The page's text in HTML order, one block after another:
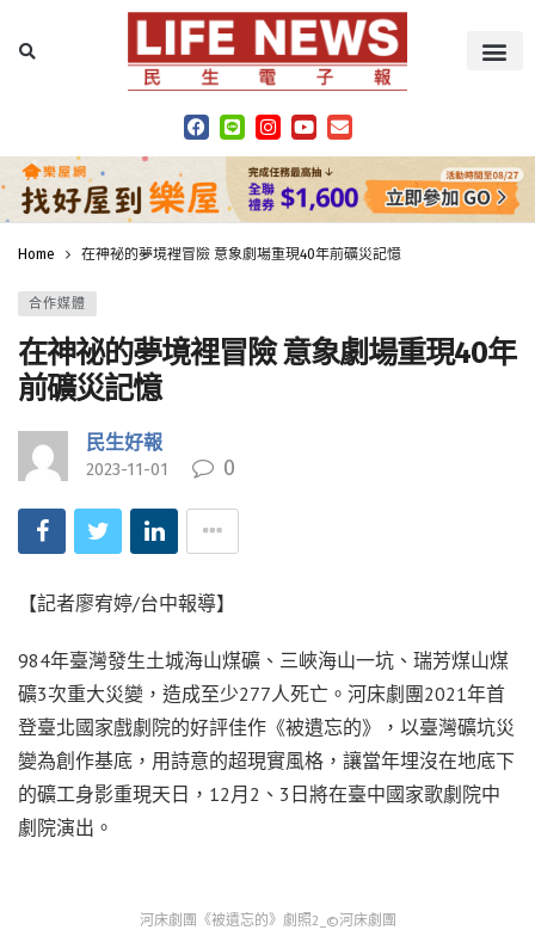
Home 在神祕的夢境裡冒險 意象劇場重現40年前礦災記憶
合作媒體
在神祕的夢境裡冒險 意象劇場重現40年
前礦災記憶
民生好報
2023-11-01 0
【記者廖宥婷/台中報導】
984年臺灣發生土城海山煤礦、三峽海山一坑、瑞芳煤山煤
礦3次重大災變，造成至少277人死亡。河床劇團2021年首
登臺北國家戲劇院的好評佳作《被遺忘的》，以臺灣礦坑災
變為創作基底，用詩意的超現實風格，讓當年埋沒在地底下
的礦工身影重現天日，12月2、3日將在臺中國家歌劇院中
劇院演出。
河床劇團《被遺忘的》劇照2_©️河床劇團